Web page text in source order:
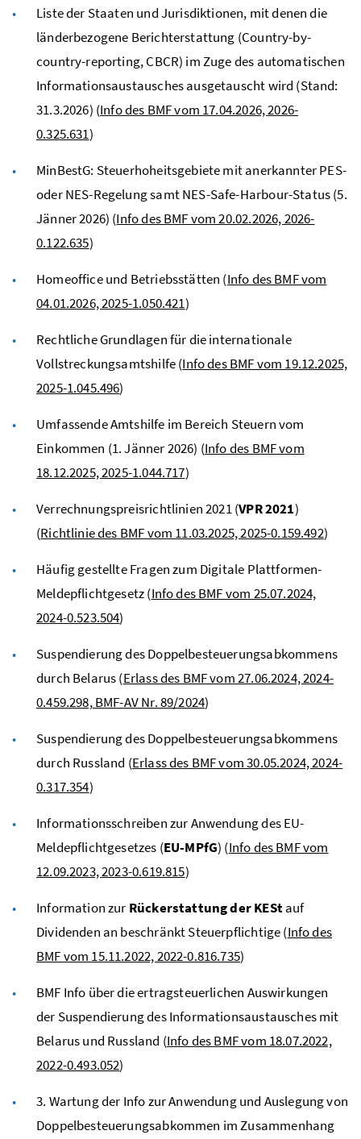
Liste der Staaten und Jurisdiktionen, mit denen die
länderbezogene Berichterstattung (Country-by-
country-reporting, CBCR) im Zuge des automatischen
Informationsaustausches ausgetauscht wird (Stand:
31.3.2026) (Info des BMF vom 17.04.2026, 2026-
0.325.631)
MinBestG: Steuerhoheitsgebiete mit anerkannter PES-
oder NES-Regelung samt NES-Safe-Harbour-Status (5.
Jänner 2026) (Info des BMF vom 20.02.2026, 2026-
0.122.635)
Homeoffice und Betriebsstätten (Info des BMF vom
04.01.2026, 2025-1.050.421)
Rechtliche Grundlagen für die internationale
Vollstreckungsamtshilfe (Info des BMF vom 19.12.2025,
2025-1.045.496)
Umfassende Amtshilfe im Bereich Steuern vom
Einkommen (1. Jänner 2026) (Info des BMF vom
18.12.2025, 2025-1.044.717)
Verrechnungspreisrichtlinien 2021 (VPR 2021)
(Richtlinie des BMF vom 11.03.2025, 2025-0.159.492)
Häufig gestellte Fragen zum Digitale Plattformen-
Meldepflichtgesetz (Info des BMF vom 25.07.2024,
2024-0.523.504)
Suspendierung des Doppelbesteuerungsabkommens
durch Belarus (Erlass des BMF vom 27.06.2024, 2024-
0.459.298, BMF-AV Nr. 89/2024)
Suspendierung des Doppelbesteuerungsabkommens
durch Russland (Erlass des BMF vom 30.05.2024, 2024-
0.317.354)
Informationsschreiben zur Anwendung desEU-
Meldepflichtgesetzes (EU-MPfG) (Info des BMF vom
12.09.2023, 2023-0.619.815)
Information zur Rückerstattung derKEStauf
Dividenden an beschränkt Steuerpflichtige (Info des
BMF vom 15.11.2022, 2022-0.816.735)
BMF Info über die ertragsteuerlichen Auswirkungen
der Suspendierung des Informationsaustausches mit
Belarus und Russland (Info des BMF vom 18.07.2022,
2022-0.493.052)
3. Wartung der Info zur Anwendung und Auslegung von
Doppelbesteuerungsabkommen im Zusammenhang